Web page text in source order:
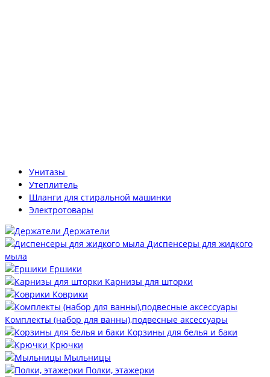
Унитазы
Утеплитель
Шланги для стиральной машинки
Электротовары
Держатели
Диспенсеры для жидкого
мыла
Ершики
Карнизы для шторки
Коврики
Комплекты (набор для ванны),подвесные аксессуары
Корзины для белья и баки
Крючки
Мыльницы
Полки, этажерки